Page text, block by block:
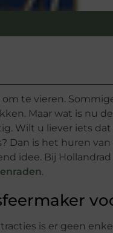
om te vieren.
Maar wat is nu
Wilt u liever iets
Dan is het huren
idee. Bij
.
is er geen